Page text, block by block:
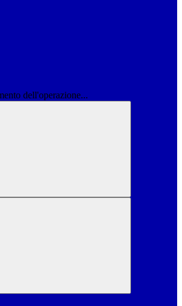
dell'operazione...